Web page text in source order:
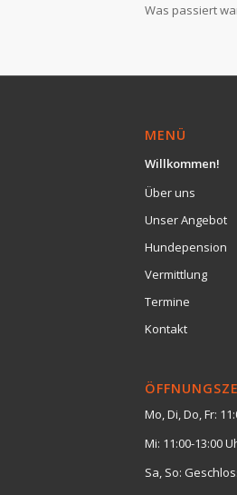
Was passiert
MENÜ
Willkommen!
Über uns
Unser Angebot
Hundepension
Vermittlung
Termine
Kontakt
Mo, Di, Do, Fr:
Mi: 11:00-13:00
Sa, So: